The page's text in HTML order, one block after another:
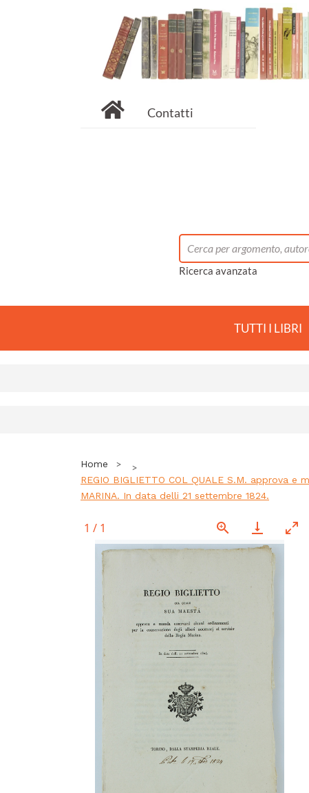
Contatti
Ricerca avanzata
TUTTI I LIBRI
Home
REGIO BIGLIETTO COL QUALE S.M. approva
MARINA. In data delli 21 settembre 1824.
1 / 1